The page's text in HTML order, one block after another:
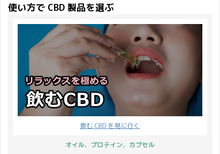
回使い方をお教えするの
は 510規格の ペンバッ
テリーです。 ※2023年
1月現在、この記事で使
用しております MAX
PEN BATTERY の ...
私も乾癬患者です。 私は
早々にCBDと出会い症状
が落ち着いたので今とな
っては過去形ですが。 乾
癬を知らない方の為に 乾
癬って知ってますか？ 国
内の乾癬患 ...
CBDfx フレーバー付きテ
のヒットの予感!! 2020』
で紹介されました。 嬉し
いですね♪ レモンライム
ミント ライチレモンキウ
イ ブルーベリーパイナッ
プリレモン 対象の CBD
製品は上記の3点です。
それではどのように紹介
されているのか見てみま
CBD 製品の詳細 CBDfx
年末年始の営業について
ご案内申し上げます。
CBDMANiA の店舗につき
ましては「コロナ禍での
営業について」でご案内
申し上げた通り変わりあ
りません。 この記事では
年末年始の配送とメール
やお電話での問い合わせ
対応についてお知らせし
ます。 配送について 年
使い方で CBD 製品を選ぶ
飲む CBD を見に行く
オイル、プロテイン、カプセル